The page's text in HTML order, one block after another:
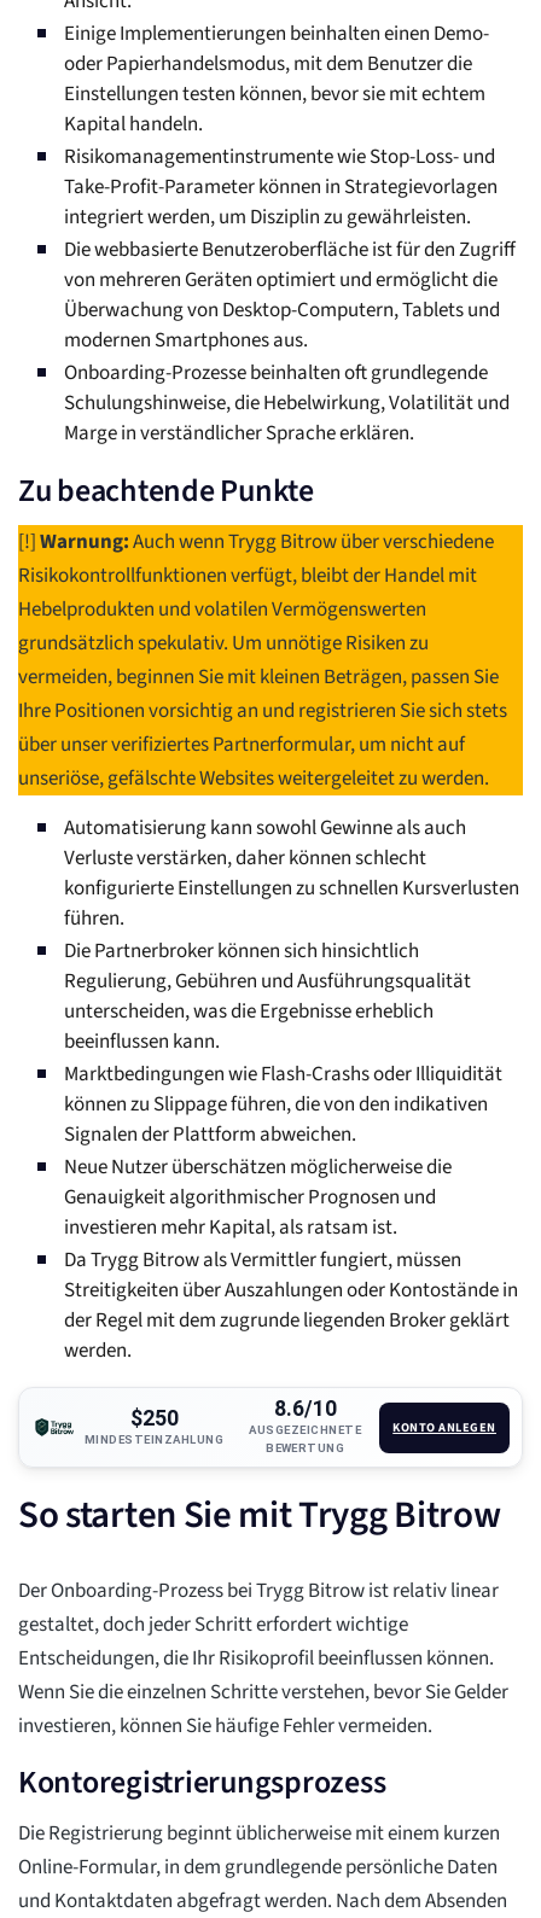
Einige Implementierungen beinhalten einen Demo-
oder Papierhandelsmodus, mit dem Benutzer die
Einstellungen testen können, bevor sie mit echtem
Kapital handeln.
Risikomanagementinstrumente wie Stop-Loss- und
Take-Profit-Parameter können in Strategievorlagen
integriert werden, um Disziplin zu gewährleisten.
Die webbasierte Benutzeroberfläche ist für den Zugriff
von mehreren Geräten optimiert und ermöglicht die
Überwachung von Desktop-Computern, Tablets und
modernen Smartphones aus.
Onboarding-Prozesse beinhalten oft grundlegende
Schulungshinweise, die Hebelwirkung, Volatilität und
Marge in verständlicher Sprache erklären.
Zu beachtende Punkte
[!]Warnung:Auch wenn Trygg Bitrow über verschiedene
Risikokontrollfunktionen verfügt, bleibt der Handel mit
Hebelprodukten und volatilen Vermögenswerten
grundsätzlich spekulativ. Um unnötige Risiken zu
vermeiden, beginnen Sie mit kleinen Beträgen, passen Sie
Ihre Positionen vorsichtig an und registrieren Sie sich stets
über unser verifiziertes Partnerformular, um nicht auf
unseriöse, gefälschte Websites weitergeleitet zu werden.
Automatisierung kann sowohl Gewinne als auch
Verluste verstärken, daher können schlecht
konfigurierte Einstellungen zu schnellen Kursverlusten
führen.
Die Partnerbroker können sich hinsichtlich
Regulierung, Gebühren und Ausführungsqualität
unterscheiden, was die Ergebnisse erheblich
beeinflussen kann.
Marktbedingungen wie Flash-Crashs oder Illiquidität
können zu Slippage führen, die von den indikativen
Signalen der Plattform abweichen.
Neue Nutzer überschätzen möglicherweise die
Genauigkeit algorithmischer Prognosen und
investieren mehr Kapital, als ratsam ist.
Da Trygg Bitrow als Vermittler fungiert, müssen
Streitigkeiten über Auszahlungen oder Kontostände in
der Regel mit dem zugrunde liegenden Broker geklärt
werden.
$250
MINDESTEINZAHLUNG
8.6/10
AUSGEZEICHNETE
BEWERTUNG
KONTO ANLEGEN
So starten Sie mit Trygg Bitrow
Der Onboarding-Prozess bei Trygg Bitrow ist relativ linear
gestaltet, doch jeder Schritt erfordert wichtige
Entscheidungen, die Ihr Risikoprofil beeinflussen können.
Wenn Sie die einzelnen Schritte verstehen, bevor Sie Gelder
investieren, können Sie häufige Fehler vermeiden.
Kontoregistrierungsprozess
Die Registrierung beginnt üblicherweise mit einem kurzen
Online-Formular, in dem grundlegende persönliche Daten
und Kontaktdaten abgefragt werden. Nach dem Absenden